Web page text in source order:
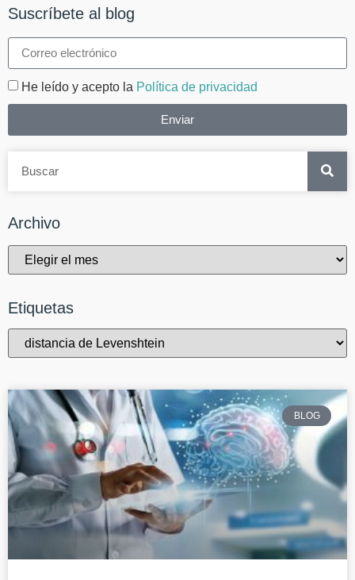
Suscríbete al blog
He leído y acepto la Política de privacidad
Enviar
Archivo
Etiquetas
BLOG